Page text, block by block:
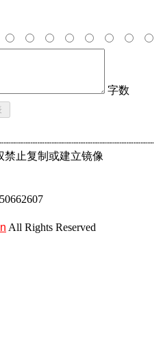
字数
禁止复制或建立镜像
All Rights Reserved